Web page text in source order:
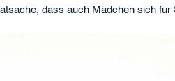
dass auch Mädchen sich